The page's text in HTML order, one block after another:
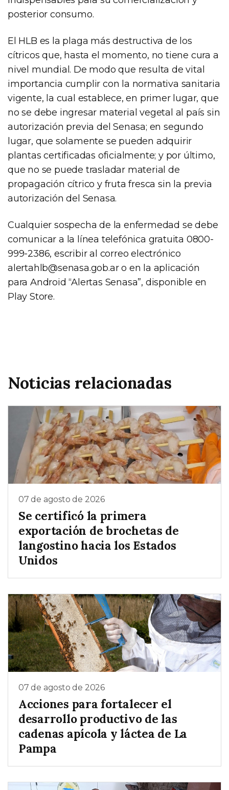
posterior consumo.
El HLB es la plaga más destructiva de los
cítricos que, hasta el momento, no tiene cura a
nivel mundial. De modo que resulta de vital
importancia cumplir con la normativa sanitaria
vigente, la cual establece, en primer lugar, que
no se debe ingresar material vegetal al país sin
autorización previa del Senasa; en segundo
lugar, que solamente se pueden adquirir
plantas certificadas oficialmente; y por último,
que no se puede trasladar material de
propagación cítrico y fruta fresca sin la previa
autorización del Senasa.
Cualquier sospecha de la enfermedad se debe
comunicar a la línea telefónica gratuita 0800-
999-2386, escribir al correo electrónico
alertahlb@senasa.gob.aro en la aplicación
para Android “Alertas Senasa”, disponible en
Play Store.
Noticias relacionadas
07 de agosto de 2026
Se certificó la primera
exportación de brochetas de
langostino hacia los Estados
Unidos
07 de agosto de 2026
Acciones para fortalecer el
desarrollo productivo de las
cadenas apícola y láctea de La
Pampa